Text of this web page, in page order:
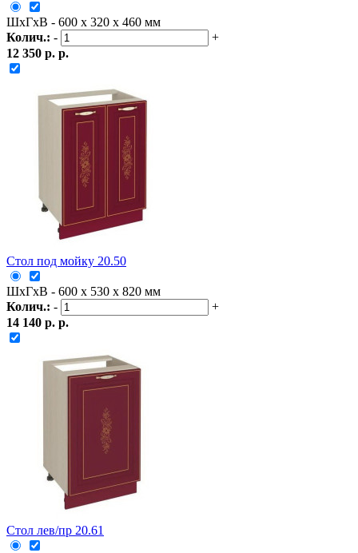
ШxГxВ - 600 x 320 x 460 мм
Колич.: -
+
12 350 р. р.
Стол под мойку 20.50
ШxГxВ - 600 x 530 x 820 мм
Колич.: -
+
14 140 р. р.
Стол лев/пр 20.61